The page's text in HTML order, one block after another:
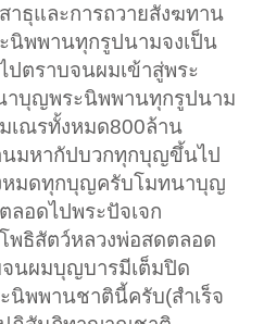
ธุและการถวายสังฆทาน
นิพพานทุกรูปนามจงเป็น
ตราบจนผมเข้าสู่พระ
บุญพระนิพพานทุกรูปนาม
เณรทั้งหมด800ล้าน
นมหากัปบวกทุกบุญขึ้นไป
มดทุกบุญครับโมทนาบุญ
ลอดไปพระปัจเจก
พธิสัตว์หลวงพ่อสดตลอด
นผมบุญบารมีเต็มปิด
นิพพานชาตินี้ครับ(สำเร็จ